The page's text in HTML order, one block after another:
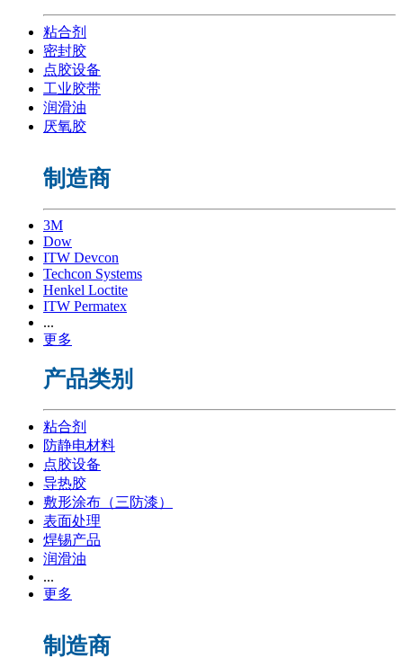
粘合剂
密封胶
点胶设备
工业胶带
润滑油
厌氧胶
制造商
3M
Dow
ITW Devcon
Techcon Systems
Henkel Loctite
ITW Permatex
...
更多
产品类别
粘合剂
防静电材料
点胶设备
导热胶
敷形涂布（三防漆）
表面处理
焊锡产品
润滑油
...
更多
制造商